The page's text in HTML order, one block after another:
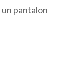
pantalon